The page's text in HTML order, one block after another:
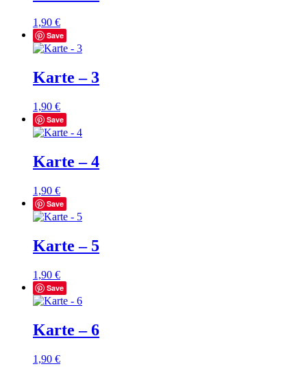
1,90 €
Save
Karte – 3
1,90 €
Save
Karte – 4
1,90 €
Save
Karte – 5
1,90 €
Save
Karte – 6
1,90 €